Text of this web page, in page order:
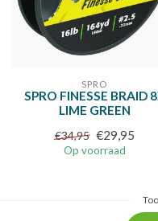
SPRO
SPRO FINESSE BRAID
LIME GREEN
€34,95 €29,95
Op voorraad